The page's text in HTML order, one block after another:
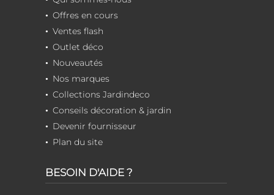
Offres en cours
Ventes flash
Outlet déco
Nouveautés
Nos marques
Collections Jardindeco
Conseils décoration & jardin
Devenir fournisseur
Plan du site
BESOIN D'AIDE ?